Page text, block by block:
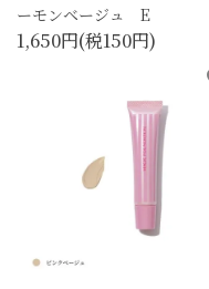
ーモンベージュ E
1,650円(税150円)